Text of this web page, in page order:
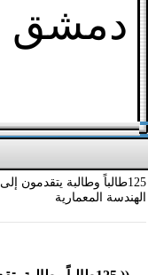
دمشق
125طالباً وطالبة يتقدمون
الهندسة المعمارية